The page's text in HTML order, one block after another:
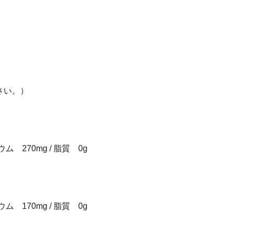
。）
ム 270mg / 脂質 0g
ム 170mg / 脂質 0g